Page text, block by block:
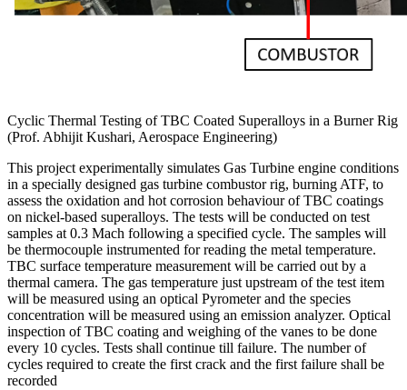
Cyclic Thermal Testing of TBC Coated Superalloys in a Burner Rig
(Prof. Abhijit Kushari, Aerospace Engineering)
This project experimentally simulates Gas Turbine engine conditions
in a specially designed gas turbine combustor rig, burning ATF, to
assess the oxidation and hot corrosion behaviour of TBC coatings
on nickel-based superalloys. The tests will be conducted on test
samples at 0.3 Mach following a specified cycle. The samples will
be thermocouple instrumented for reading the metal temperature.
TBC surface temperature measurement will be carried out by a
thermal camera. The gas temperature just upstream of the test item
will be measured using an optical Pyrometer and the species
concentration will be measured using an emission analyzer. Optical
inspection of TBC coating and weighing of the vanes to be done
every 10 cycles. Tests shall continue till failure. The number of
cycles required to create the first crack and the first failure shall be
recorded